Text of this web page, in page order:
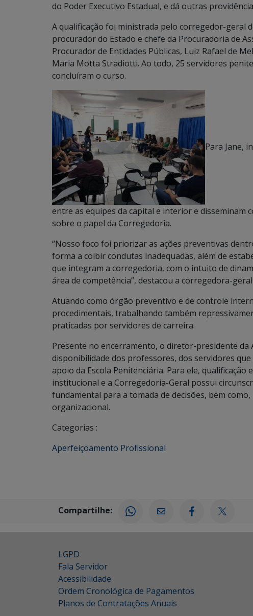
do Poder Executivo Estadual, e dá outras
A qualificação foi ministrada pelo corregedor-geral
procurador do Estado e chefe da Procuradoria de
Procurador de Entidades Públicas, Luiz Rafael de
Maria Motta Stradiotti. Ao todo, 25 servidores
concluíram o curso.
Para Jane,
entre as equipes da capital e interior e
sobre o papel da Corregedoria.
“Nosso foco foi priorizar as ações preventivas
forma a coibir condutas inadequadas, além de
que integram a corregedoria, com o intuito de
área de competência”, destacou a corregedora-
Atuando como órgão preventivo e de controle
procedimentais, trabalhando também
praticadas por servidores de carreira.
Presente no encerramento, o diretor-presidente da
disponibilidade dos professores, dos servidores
apoio da Escola Penitenciária. Para ele,
institucional e a Corregedoria-Geral possui
fundamental para a tomada de decisões, bem
organizacional.
Categorias :
Aperfeiçoamento Profissional
Compartilhe:
LGPD
Fala Servidor
Acessibilidade
Ordem Cronológica de Pagamentos
Planos de Contratações Anuais